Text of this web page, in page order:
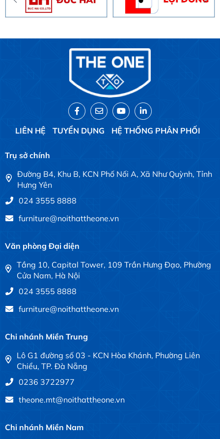
LIÊN HỆ TUYỂN DỤNG HỆ THỐNG PHÂN PHỐI
Trụ sở chính
Đường B4, Khu B, KCN Phố Nối A, Xã Như Quỳnh, Tỉnh
Hưng Yên
024 3555 8888
furniture@noithattheone.vn
Văn phòng Đại diện
Tầng 10, Capital Tower, 109 Trần Hưng Đạo, Phường
Cửa Nam, Hà Nội
024 3555 8888
furniture@noithattheone.vn
Chi nhánh Miền Trung
Lô G1 đường số 03 - KCN Hòa Khánh, Phường Liên
Chiểu, TP. Đà Nẵng
0236 3722977
theone.mt@noithattheone.vn
Chi nhánh Miền Nam